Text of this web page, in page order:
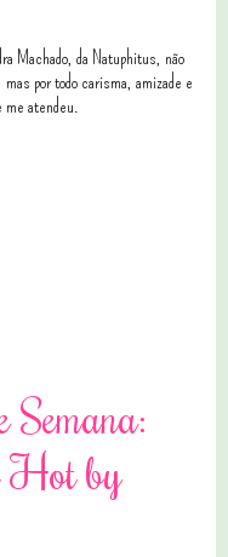
Machado, da Natuphitus, não
por todo carisma, amizade e
atendeu.
Hot by